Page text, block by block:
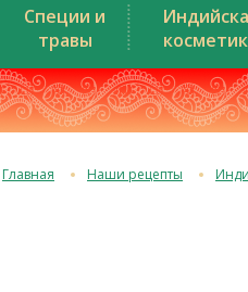
Специи и
травы
Главная Наши рецепты